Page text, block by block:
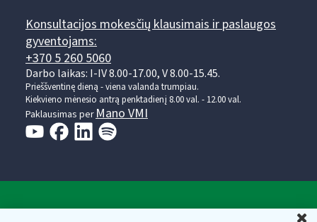
Konsultacijos mokesčių klausimais ir paslaugos
gyventojams:
+370 5 260 5060
Darbo laikas: I-IV 8.00-17.00, V 8.00-15.45.
Prieššventinę dieną - viena valanda trumpiau.
Kiekvieno mėnesio antrą penktadienį 8.00 val. - 12.00 val.
Paklausimas per Mano VMI